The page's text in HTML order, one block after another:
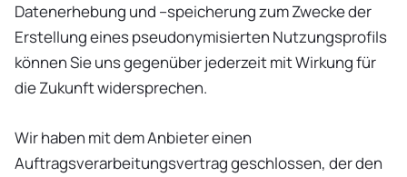
Datenerhebung und –speicherung zum Zwecke der
Erstellung eines pseudonymisierten Nutzungsprofils
können Sie uns gegenüber jederzeit mit Wirkung für
die Zukunft widersprechen.
Wir haben mit dem Anbieter einen
Auftragsverarbeitungsvertrag geschlossen, der den